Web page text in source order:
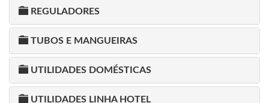
REGULADORES
TUBOS E MANGUEIRAS
UTILIDADES DOMÉSTICAS
UTILIDADES LINHA HOTEL